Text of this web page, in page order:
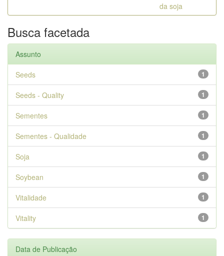
da soja
Busca facetada
Assunto
1
Seeds
1
Seeds - Quality
1
Sementes
1
Sementes - Qualidade
1
Soja
1
Soybean
1
Vitalidade
1
Vitality
Data de Publicação